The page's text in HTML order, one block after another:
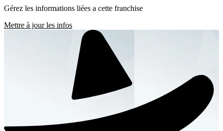
Gérez les informations liées a cette franchise
Mettre à jour les infos